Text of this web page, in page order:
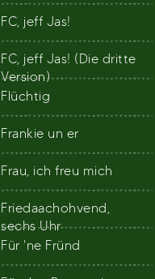
FC, jeff Jas!
FC, jeff Jas! (Die dritte
Version)
Flüchtig
Frankie un er
Frau, ich freu mich
Friedaachohvend,
sechs Uhr
Für 'ne Fründ